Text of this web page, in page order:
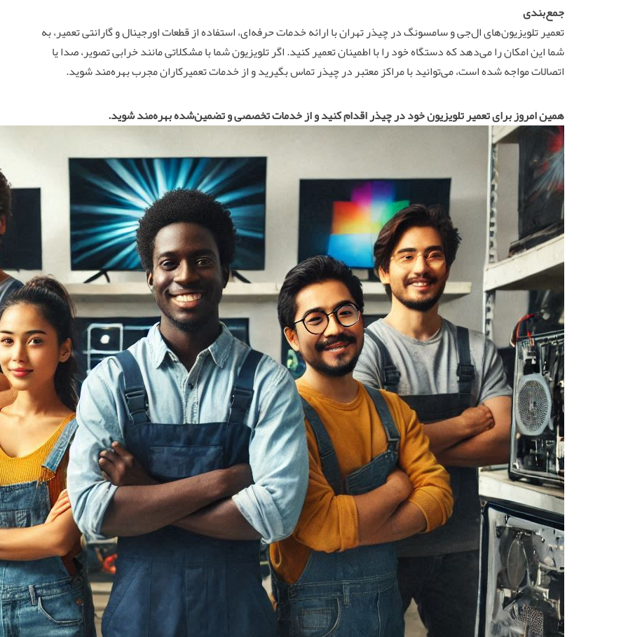
جمع‌بندی
تعمیر تلویزیون‌های ال‌جی و سامسونگ در چیذر تهران با ارائه خدمات حرفه‌ای، استفاده از قطعات اورجینال و گارانتی تعمیر، به
شما این امکان را می‌دهد که دستگاه خود را با اطمینان تعمیر کنید. اگر تلویزیون شما با مشکلاتی مانند خرابی تصویر، صدا یا
اتصالات مواجه شده است، می‌توانید با مراکز معتبر در چیذر تماس بگیرید و از خدمات تعمیرکاران مجرب بهره‌مند شوید.
همین امروز برای تعمیر تلویزیون خود در چیذر اقدام کنید و از خدمات تخصصی و تضمین‌شده بهره‌مند شوید.